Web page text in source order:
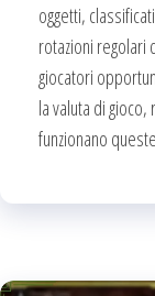
oggetti,
rotazioni regolari
giocatori
la valuta di
funzionano